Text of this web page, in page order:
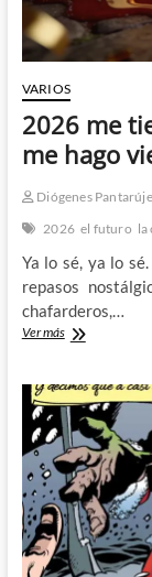
VARIOS
2026 me
me hago
Diógenes
2026 el futuro la
Ya lo sé, ya lo
repasos
chafarderos,…
Ver más2026
acojonado:
Debe
ser
que
me
hago
viejo…